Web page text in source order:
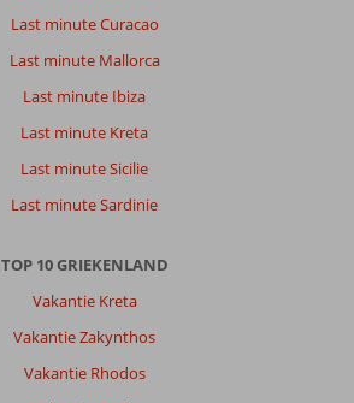
Last minute Curacao
Last minute Mallorca
Last minute Ibiza
Last minute Kreta
Last minute Sicilie
Last minute Sardinie
TOP 10 GRIEKENLAND
Vakantie Kreta
Vakantie Zakynthos
Vakantie Rhodos